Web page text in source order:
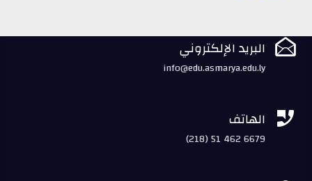
 البريد الإلكتروني
info@edu.asmarya.edu.ly
 الهاتف
(218) 51 462 6679